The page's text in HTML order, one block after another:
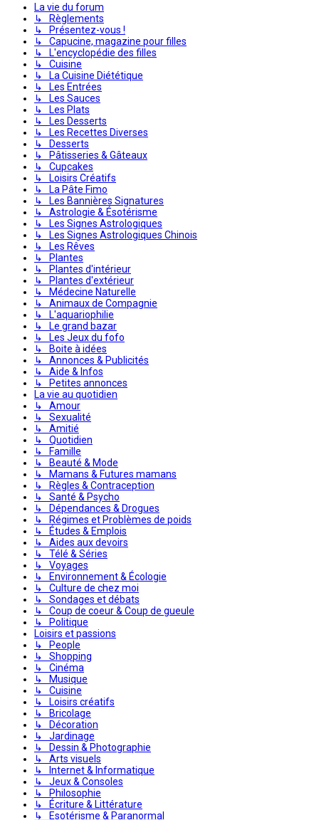
La vie du forum
↳ Règlements
↳ Présentez-vous !
↳ Capucine, magazine pour filles
↳ L'encyclopédie des filles
↳ Cuisine
↳ La Cuisine Diététique
↳ Les Entrées
↳ Les Sauces
↳ Les Plats
↳ Les Desserts
↳ Les Recettes Diverses
↳ Desserts
↳ Pâtisseries & Gâteaux
↳ Cupcakes
↳ Loisirs Créatifs
↳ La Pâte Fimo
↳ Les Bannières Signatures
↳ Astrologie & Ésotérisme
↳ Les Signes Astrologiques
↳ Les Signes Astrologiques Chinois
↳ Les Rêves
↳ Plantes
↳ Plantes d'intérieur
↳ Plantes d'extérieur
↳ Médecine Naturelle
↳ Animaux de Compagnie
↳ L'aquariophilie
↳ Le grand bazar
↳ Les Jeux du fofo
↳ Boite à idées
↳ Annonces & Publicités
↳ Aide & Infos
↳ Petites annonces
La vie au quotidien
↳ Amour
↳ Sexualité
↳ Amitié
↳ Quotidien
↳ Famille
↳ Beauté & Mode
↳ Mamans & Futures mamans
↳ Règles & Contraception
↳ Santé & Psycho
↳ Dépendances & Drogues
↳ Régimes et Problèmes de poids
↳ Études & Emplois
↳ Aides aux devoirs
↳ Télé & Séries
↳ Voyages
↳ Environnement & Écologie
↳ Culture de chez moi
↳ Sondages et débats
↳ Coup de coeur & Coup de gueule
↳ Politique
Loisirs et passions
↳ People
↳ Shopping
↳ Cinéma
↳ Musique
↳ Cuisine
↳ Loisirs créatifs
↳ Bricolage
↳ Décoration
↳ Jardinage
↳ Dessin & Photographie
↳ Arts visuels
↳ Internet & Informatique
↳ Jeux & Consoles
↳ Philosophie
↳ Écriture & Littérature
↳ Esotérisme & Paranormal